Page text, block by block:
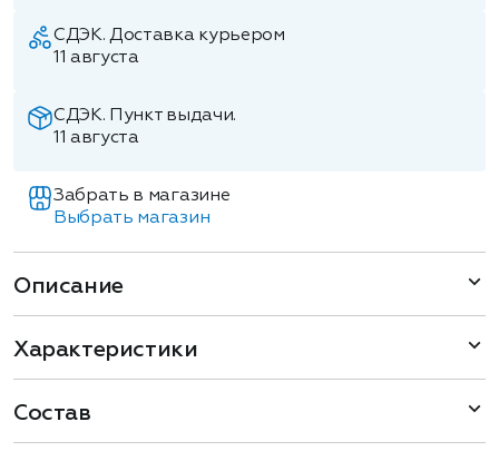
СДЭК. Доставка курьером
11 августа
СДЭК. Пункт выдачи.
11 августа
Забрать в магазине
Выбрать магазин
Описание
Характеристики
Состав